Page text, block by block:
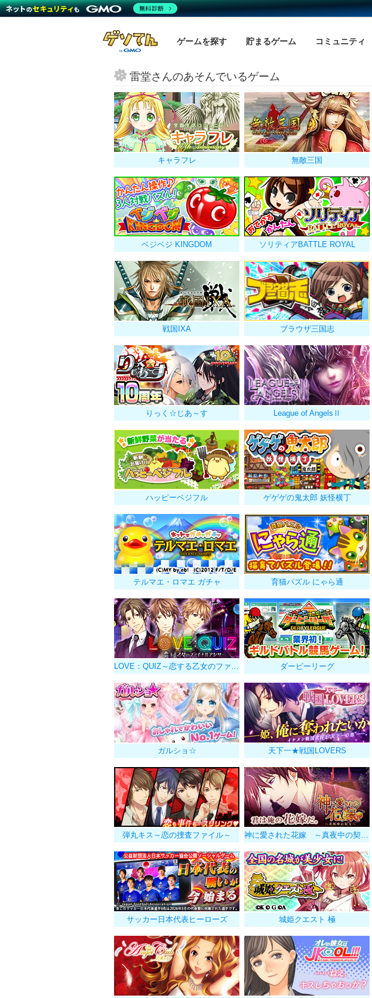
ゲームを探す 貯まるゲーム コミュニティ
雷堂さんのあそんでいるゲーム
キャラフレ 無敵三国
ベジベジ KINGDOM ソリティアBATTLE ROYAL
戦国IXA ブラウザ三国志
りっく☆じあ～す League of AngelsⅡ
ハッピーベジフル ゲゲゲの鬼太郎 妖怪横丁
テルマエ・ロマエ ガチャ 育猫パズル にゃら通
LOVE：QUIZ～恋する乙女のファイナルアンサー～ ダービーリーグ
ガルショ☆ 天下一★戦国LOVERS
弾丸キス～恋の捜査ファイル～ 神に愛された花嫁 ～真夜中の契り～
サッカー日本代表ヒーローズ 城姫クエスト 極
無料診断